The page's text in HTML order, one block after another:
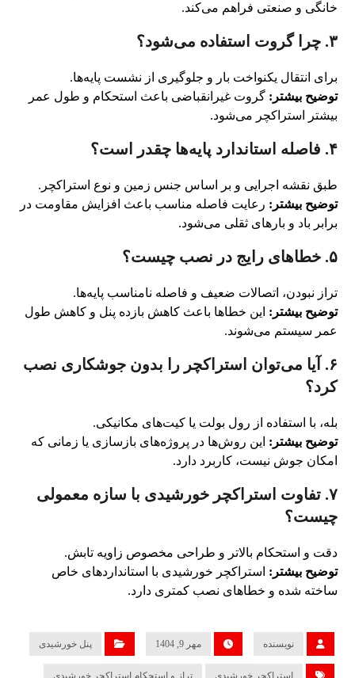
خانگی و صنعتی فراهم می‌کند.
۳. چرا گروت استفاده می‌شود؟
برای انتقال یکنواخت بار و جلوگیری از نشست پایه‌ها.
توضیح بیشتر: گروت غیرانقباضی باعث استحکام و طول عمر
بیشتر استراکچر می‌شود.
۴. فاصله استاندارد پایه‌ها چقدر است؟
طبق نقشه اجرایی و بر اساس جنس زمین و نوع استراکچر.
توضیح بیشتر: رعایت فاصله مناسب باعث افزایش مقاومت در
برابر باد و بارهای ثقلی می‌شود.
۵. خطاهای رایج در نصب چیست؟
تراز نبودن، اتصالات ضعیف و فاصله نامناسب پایه‌ها.
توضیح بیشتر: این خطاها باعث کاهش بازده پنل و کاهش طول
عمر سیستم می‌شوند.
۶. آیا می‌توان استراکچر را بدون جوشکاری نصب
کرد؟
بله، با استفاده از رول بولت یا کیت‌های مکانیکی.
توضیح بیشتر: این روش‌ها در پروژه‌های بازسازی یا زمانی که
امکان جوش نیست، کاربرد دارد.
۷. تفاوت استراکچر خورشیدی با سازه معمولی
چیست؟
دقت و استحکام بالاتر و طراحی مخصوص زاویه تابش.
توضیح بیشتر: استراکچر خورشیدی با استانداردهای خاص
ساخته شده و خطاهای نصب کمتری دارد.
نویسنده مهر 9, 1404 پنل خورشیدی
استراکچر خورشیدی تراز و استحکام استراکچر خورشیدی